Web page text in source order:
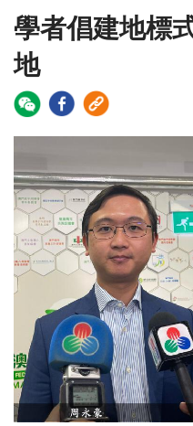
學者倡建地標
地